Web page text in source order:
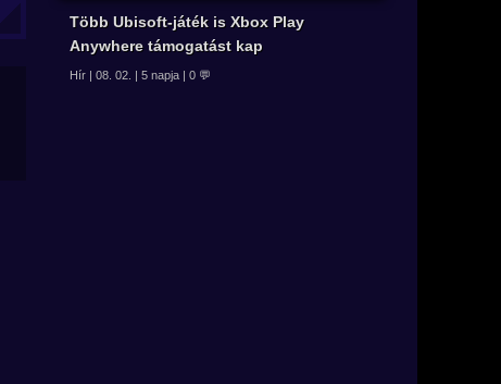
Több Ubisoft-játék is Xbox Play
Anywhere támogatást kap
Hír | 08. 02. | 5 napja | 0 💬